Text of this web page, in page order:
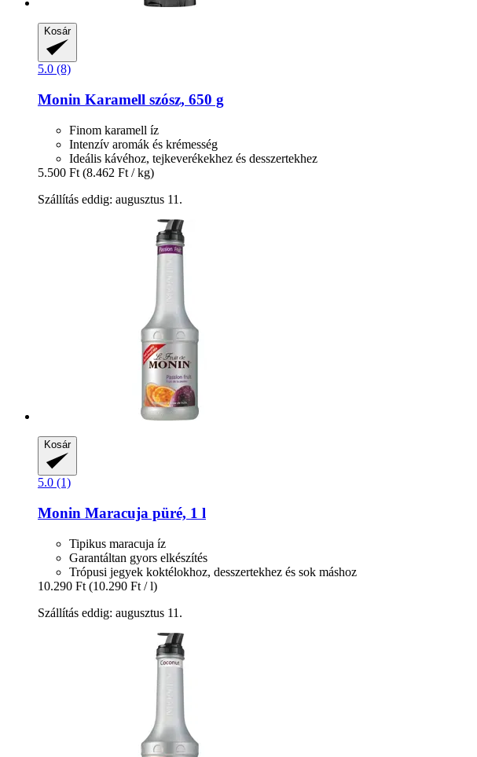
Kosár
5.0 (8)
Monin Karamell szósz, 650 g
Finom karamell íz
Intenzív aromák és krémesség
Ideális kávéhoz, tejkeverékekhez és desszertekhez
5.500 Ft (8.462 Ft / kg)
Szállítás eddig: augusztus 11.
Kosár
5.0 (1)
Monin Maracuja püré, 1 l
Tipikus maracuja íz
Garantáltan gyors elkészítés
Trópusi jegyek koktélokhoz, desszertekhez és sok máshoz
10.290 Ft (10.290 Ft / l)
Szállítás eddig: augusztus 11.